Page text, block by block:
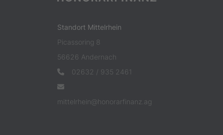
Standort Mittelrhein
Picassoring 8
56626 Andernach
02632 / 935 2461
mittelrhein@honorarfinanz.ag